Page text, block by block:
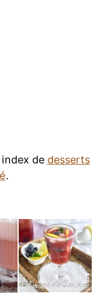
de desserts
.